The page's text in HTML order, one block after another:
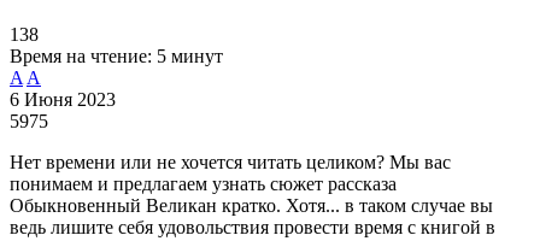
138
Время на чтение: 5 минут
A A
6 Июня 2023
5975
Нет времени или не хочется читать целиком? Мы вас
понимаем и предлагаем узнать сюжет рассказа
Обыкновенный Великан кратко. Хотя... в таком случае вы
ведь лишите себя удовольствия провести время с книгой в